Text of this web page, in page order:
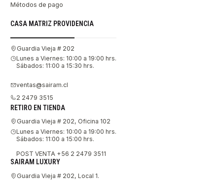
Métodos de pago
CASA MATRIZ PROVIDENCIA
Guardia Vieja # 202
Lunes a Viernes: 10:00 a 19:00 hrs.
Sábados: 11:00 a 15:30 hrs.
ventas@sairam.cl
2 2479 3515
RETIRO EN TIENDA
Guardia Vieja # 202, Oficina 102
Lunes a Viernes: 10:00 a 19:00 hrs.
Sábados: 11:00 a 15:00 hrs.
POST VENTA +56 2 2479 3511
SAIRAM LUXURY
Guardia Vieja # 202, Local 1.